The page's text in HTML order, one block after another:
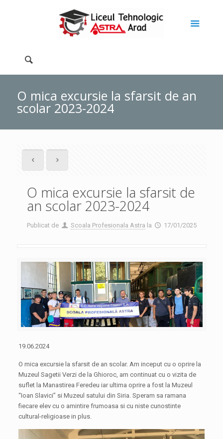
O mica excursie la sfarsit de an
scolar 2023-2024
O mica excursie la sfarsit de
an scolar 2023-2024
Publicat de Scoala Profesionala Astra la 17/01/2025
19.06.2024
O mica excursie la sfarsit de an scolar. Am inceput cu o oprire la
Muzeul Sagetii Verzi de la Ghioroc, am continuat cu o vizita de
suflet la Manastirea Feredeu iar ultima oprire a fost la Muzeul
“Ioan Slavici” si Muzeul satului din Siria. Speram sa ramana
fiecare elev cu o amintire frumoasa si cu niste cunostinte
cultural-religioase in plus.